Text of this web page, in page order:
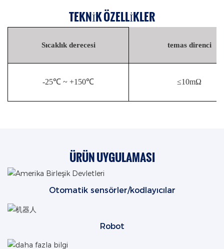
TEKNIK ÖZELLIKLER
Sıcaklık derecesi temas direnci
-25℃ ~ +150℃ ≤10mΩ
ÜRÜN UYGULAMASI
Otomatik sensörler/kodlayıcılar
Robot